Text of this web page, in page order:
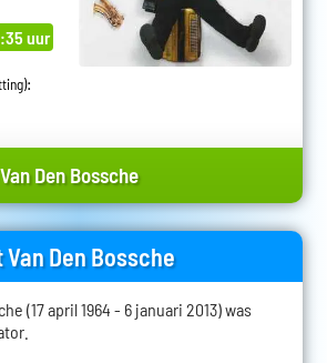
uur
:
Den Bossche
Den Bossche
(17 april 1964 - 6 januari 2013) was